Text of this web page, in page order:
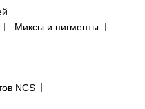
Миксы и пигменты
NCS